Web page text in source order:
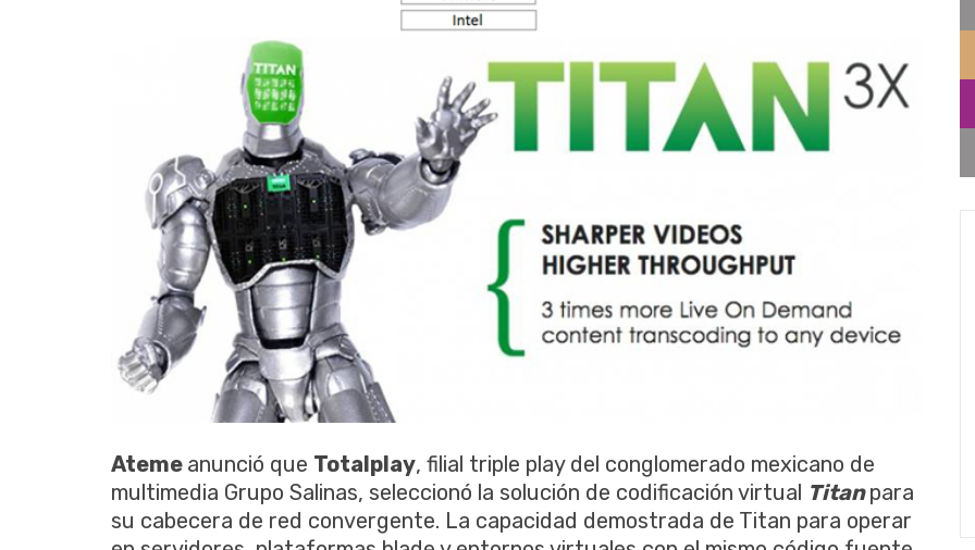
Ateme anunció que Totalplay, filial triple play del conglomerado mexicano de
multimedia Grupo Salinas, seleccionó la solución de codificación virtual Titanpara
su cabecera de red convergente. La capacidad demostrada de Titan para operar